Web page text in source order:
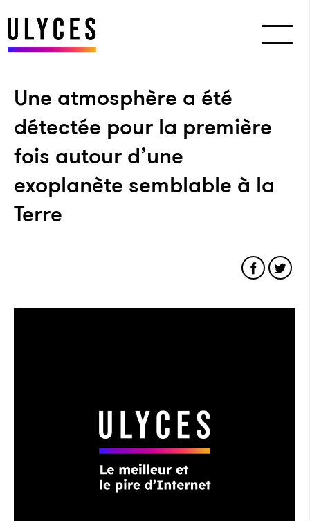
Une atmosphère a été
détectée pour la première
fois autour d’une
exoplanète semblable à la
Terre